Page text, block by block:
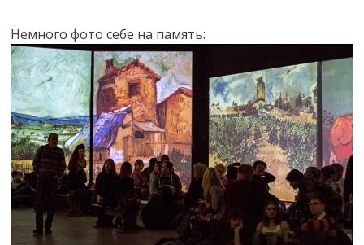
Немного фото себе на память: